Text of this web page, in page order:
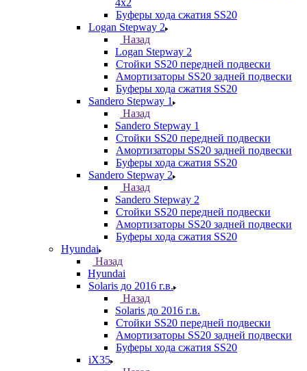
4х2
Буферы хода сжатия SS20
Logan Stepway 2
Назад
Logan Stepway 2
Стойки SS20 передней подвески
Амортизаторы SS20 задней подвески
Буферы хода сжатия SS20
Sandero Stepway 1
Назад
Sandero Stepway 1
Стойки SS20 передней подвески
Амортизаторы SS20 задней подвески
Буферы хода сжатия SS20
Sandero Stepway 2
Назад
Sandero Stepway 2
Стойки SS20 передней подвески
Амортизаторы SS20 задней подвески
Буферы хода сжатия SS20
Hyundai
Назад
Hyundai
Solaris до 2016 г.в.
Назад
Solaris до 2016 г.в.
Стойки SS20 передней подвески
Амортизаторы SS20 задней подвески
Буферы хода сжатия SS20
iX35